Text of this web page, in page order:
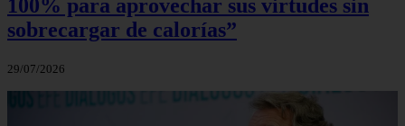
100% para aprovechar sus virtudes sin
sobrecargar de calorías”
29/07/2026